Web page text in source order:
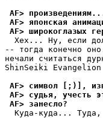
AF>
AF> японская
AF> широкоглазых
Хех... Ну, если
-- тогда конечно
нечали считаться
ShinSeiki
AF> символ [;)],
AF> судья, учесть
AF> занесло?
Куда-куда...